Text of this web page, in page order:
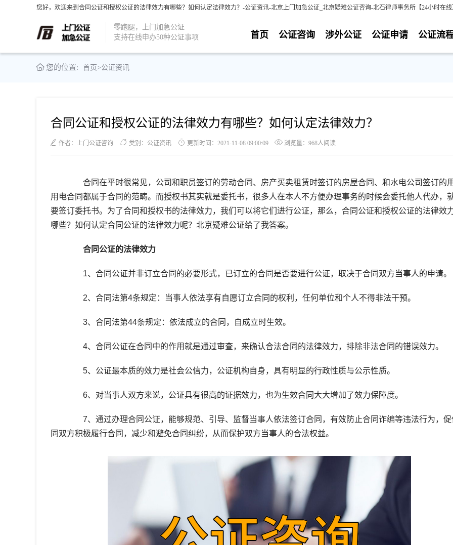
您好，欢迎来到合同公证和授权公证的法律效力有哪些？如何认定法律效力？-公证资讯-北京上门加急公证_北京疑难公证咨询-北石律师事务所【24小时在线
零跑腿，上门加急公证
支持在线申办50种公证事项
公证流
公证申请
涉外公证
公证咨询
首页
您的位置: 首页>公证资讯
合同公证和授权公证的法律效力有哪些？如何认定法律效力？
作者：上门公证咨询 类别：公证资讯 更新时间：2021-11-08 09:00:09 浏览量：968人阅读
合同在平时很常见，公司和职员签订的劳动合同、房产买卖租赁时签订的房屋合同、和水电公司签订的
用电合同都属于合同的范畴。而授权书其实就是委托书，很多人在本人不方便办理事务的时候会委托他人代办，
要签订委托书。为了合同和授权书的法律效力，我们可以将它们进行公证，那么，合同公证和授权公证的法律效
哪些？如何认定合同公证的法律效力呢？北京疑难公证给了我答案。
合同公证的法律效力
1、合同公证并非订立合同的必要形式，已订立的合同是否要进行公证，取决于合同双方当事人的申请。
2、合同法第4条规定：当事人依法享有自愿订立合同的权利，任何单位和个人不得非法干预。
3、合同法第44条规定：依法成立的合同，自成立时生效。
4、合同公证在合同中的作用就是通过审查，来确认合法合同的法律效力，排除非法合同的错误效力。
5、公证最本质的效力是社会公信力，公证机构自身，具有明显的行政性质与公示性质。
6、对当事人双方来说，公证具有很高的证据效力，也为生效合同大大增加了效力保障度。
7、通过办理合同公证，能够规范、引导、监督当事人依法签订合同，有效防止合同诈编等违法行为，促
同双方积极履行合同，减少和避免合同纠纷，从而保护双方当事人的合法权益。